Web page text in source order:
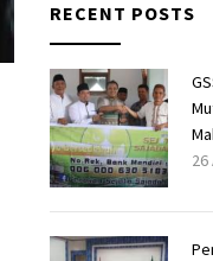
RECENT POSTS
26